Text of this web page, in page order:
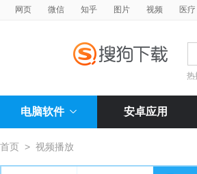
网页 微信 知乎 图片 视频 医疗
热
电脑软件 安卓应用
首页 > 视频播放